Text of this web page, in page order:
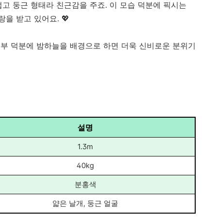
둥근 형태라 친근감을 주죠. 이 모습 덕분에 픽시는
을 받고 있어요. 💖
덕분에 밤하늘을 배경으로 하면 더욱 신비로운 분위기
설명
1.3m
40kg
분홍색
얇은 날개, 둥근 얼굴